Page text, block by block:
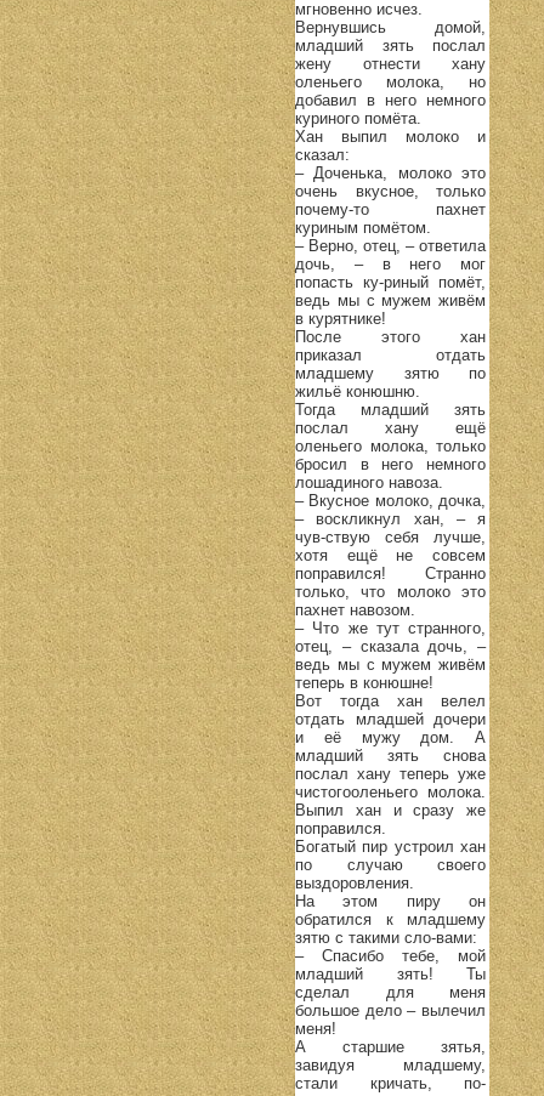
мгновенно исчез.
Вернувшись домой,
младший зять послал
жену отнести хану
оленьего молока, но
добавил в него немного
куриного помёта.
Хан выпил молоко и
сказал:
– Доченька, молоко это
очень вкусное, только
почему-то пахнет
куриным помётом.
– Верно, отец, – ответила
дочь, – в него мог
попасть ку-риный помёт,
ведь мы с мужем живём
в курятнике!
После этого хан
приказал отдать
младшему зятю по
жильё конюшню.
Тогда младший зять
послал хану ещё
оленьего молока, только
бросил в него немного
лошадиного навоза.
– Вкусное молоко, дочка,
– воскликнул хан, – я
чув-ствую себя лучше,
хотя ещё не совсем
поправился! Странно
только, что молоко это
пахнет навозом.
– Что же тут странного,
отец, – сказала дочь, –
ведь мы с мужем живём
теперь в конюшне!
Вот тогда хан велел
отдать младшей дочери
и её мужу дом. А
младший зять снова
послал хану теперь уже
чистогооленьего молока.
Выпил хан и сразу же
поправился.
Богатый пир устроил хан
по случаю своего
выздоровления.
На этом пиру он
обратился к младшему
зятю с такими сло-вами:
– Спасибо тебе, мой
младший зять! Ты
сделал для меня
большое дело – вылечил
меня!
А старшие зятья,
завидуя младшему,
стали кричать, по-